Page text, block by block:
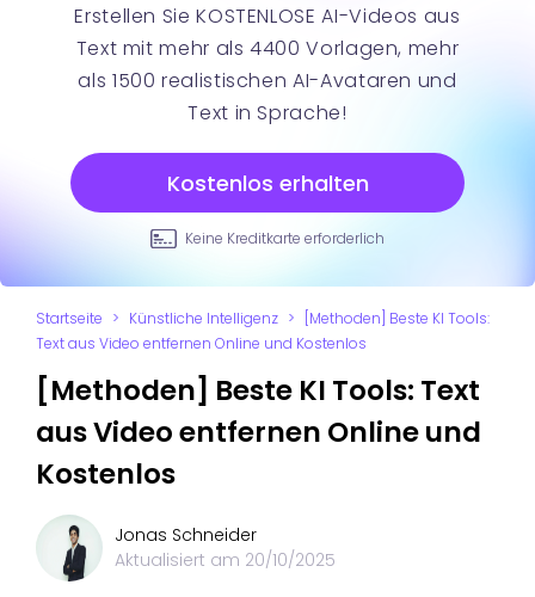
Erstellen Sie KOSTENLOSE AI-Videos aus
Text mit mehr als 4400 Vorlagen, mehr
als 1500 realistischen AI-Avataren und
Text in Sprache!
Kostenlos erhalten
Keine Kreditkarte erforderlich
Startseite > Künstliche Intelligenz >
[Methoden] Beste KI Tools:
Text aus Video entfernen Online und Kostenlos
[Methoden] Beste KI Tools: Text
aus Video entfernen Online und
Kostenlos
Jonas Schneider
Aktualisiert am 20/10/2025